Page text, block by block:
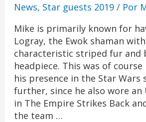
News, Star guests 2019/ Por
Mike is primarily known for
Logray, the Ewok shaman
characteristic striped fur and
headpiece. This was of course
his presence in the Star Wars
further, since he also wore
in The Empire Strikes Back
the team …